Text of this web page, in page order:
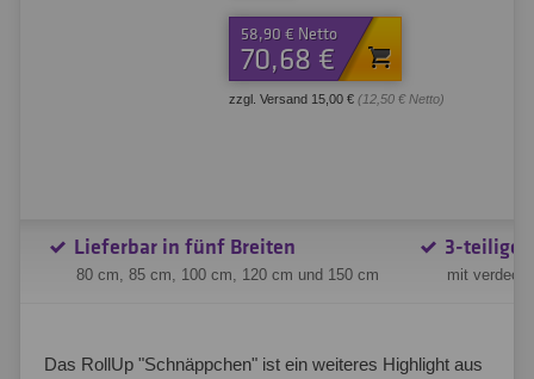
58,90 € Netto
70,68 €
zzgl. Versand 15,00 € (12,50 € Netto)
Lieferbar in fünf Breiten
80 cm, 85 cm, 100 cm, 120 cm und 150 cm
3-teilige
mit
Das RollUp "Schnäppchen" ist ein weiteres Highlight aus